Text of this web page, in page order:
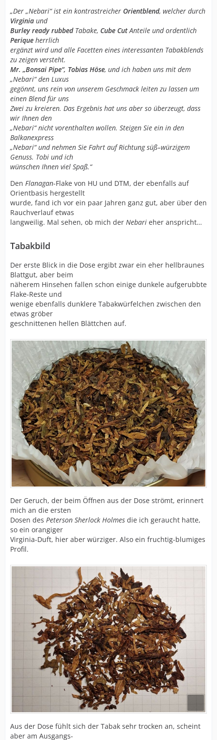
„Der „Nebari“ ist ein kontrastreicher Orientblend, welcher durch
Virginia und
Burley ready rubbedTabake, Cube CutAnteile und ordentlich
Perique herrlich
ergänzt wird und alle Facetten eines interessanten Tabakblends
zu zeigen versteht.
Mr. „Bonsai Pipe“, Tobias Höse, und ich haben uns mit dem
„Nebari“ den Luxus
gegönnt, uns rein von unserem Geschmack leiten zu lassen um
einen Blend für uns
Zwei zu kreieren. Das Ergebnis hat uns aber so überzeugt, dass
wir Ihnen den
„Nebari“ nicht vorenthalten wollen. Steigen Sie ein in den
Balkanexpress
„Nebari“ und nehmen Sie Fahrt auf Richtung süß–würzigem
Genuss. Tobi und ich
wünschen Ihnen viel Spaß.“
Den Flanagan-Flake von HU und DTM, der ebenfalls auf
Orientbasis hergestellt
wurde, fand ich vor ein paar Jahren ganz gut, aber über den
Rauchverlauf etwas
langweilig. Mal sehen, ob mich der Nebari eher anspricht…
Tabakbild
Der erste Blick in die Dose ergibt zwar ein eher hellbraunes
Blattgut, aber beim
näherem Hinsehen fallen schon einige dunkele aufgerubbte
Flake-Reste und
wenige ebenfalls dunklere Tabakwürfelchen zwischen den
etwas gröber
geschnittenen hellen Blättchen auf.
Der Geruch, der beim Öffnen aus der Dose strömt, erinnert
mich an die ersten
Dosen des Peterson Sherlock Holmes die ich geraucht hatte,
so ein orangiger
Virginia-Duft, hier aber würziger. Also ein fruchtig-blumiges
Profil.
Aus der Dose fühlt sich der Tabak sehr trocken an, scheint
aber am Ausgangs-